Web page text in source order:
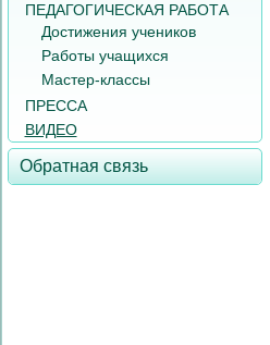
ПЕДАГОГИЧЕСКАЯ РАБОТА
Достижения учеников
Работы учащихся
Мастер-классы
ПРЕССА
ВИДЕО
Обратная связь